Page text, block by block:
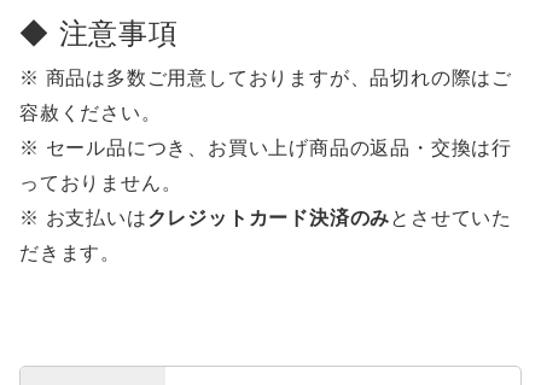
◆ 注意事項
※ 商品は多数ご用意しておりますが、品切れの際はご
容赦ください。
※ セール品につき、お買い上げ商品の返品・交換は行
っておりません。
※ お支払いはクレジットカード決済のみとさせていた
だきます。